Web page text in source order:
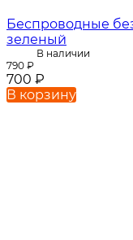
Беспроводные
зеленый
В наличии
790 ₽
700 ₽
В корзину